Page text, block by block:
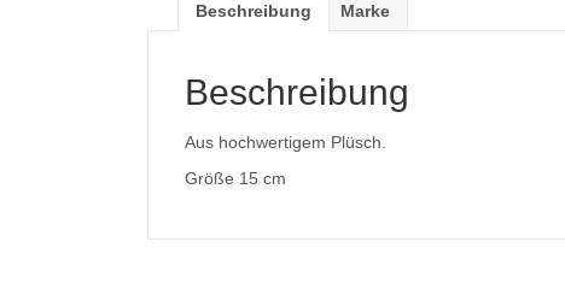
Beschreibung Marke
Beschreibung
Aus hochwertigem Plüsch.
Größe 15 cm